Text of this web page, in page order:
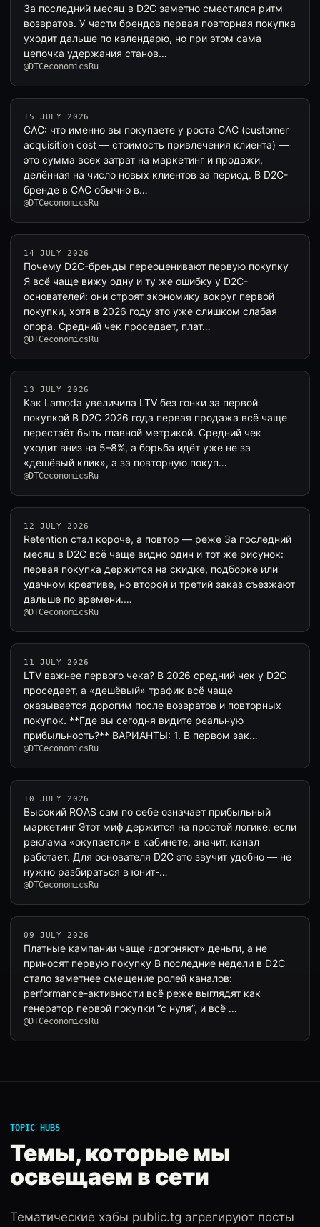
За последний месяц в D2C заметно сместился ритм
возвратов. У части брендов первая повторная покупка
уходит дальше по календарю, но при этом сама
цепочка удержания станов…
@DTCeconomicsRu
15 JULY 2026
CAC: что именно вы покупаете у роста CAC (customer
acquisition cost — стоимость привлечения клиента) —
это сумма всех затрат на маркетинг и продажи,
делённая на число новых клиентов за период. В D2C-
бренде в CAC обычно в…
@DTCeconomicsRu
14 JULY 2026
Почему D2C-бренды переоценивают первую покупку
Я всё чаще вижу одну и ту же ошибку у D2C-
основателей: они строят экономику вокруг первой
покупки, хотя в 2026 году это уже слишком слабая
опора. Средний чек проседает, плат…
@DTCeconomicsRu
13 JULY 2026
Как Lamoda увеличила LTV без гонки за первой
покупкой В D2C 2026 года первая продажа всё чаще
перестаёт быть главной метрикой. Средний чек
уходит вниз на 5–8%, а борьба идёт уже не за
«дешёвый клик», а за повторную покуп…
@DTCeconomicsRu
12 JULY 2026
Retention стал короче, а повтор — реже За последний
месяц в D2C всё чаще видно один и тот же рисунок:
первая покупка держится на скидке, подборке или
удачном креативе, но второй и третий заказ съезжают
дальше по времени.…
@DTCeconomicsRu
11 JULY 2026
LTV важнее первого чека? В 2026 средний чек у D2C
проседает, а «дешёвый» трафик всё чаще
оказывается дорогим после возвратов и повторных
покупок. **Где вы сегодня видите реальную
прибыльность?** ВАРИАНТЫ: 1. В первом зак…
@DTCeconomicsRu
10 JULY 2026
Высокий ROAS сам по себе означает прибыльный
маркетинг Этот миф держится на простой логике: если
реклама «окупается» в кабинете, значит, канал
работает. Для основателя D2C это звучит удобно — не
нужно разбираться в юнит-…
@DTCeconomicsRu
09 JULY 2026
Платные кампании чаще «догоняют» деньги, а не
приносят первую покупку В последние недели в D2C
стало заметнее смещение ролей каналов:
performance-активности всё реже выглядят как
генератор первой покупки “с нуля”, и всё …
@DTCeconomicsRu
TOPIC HUBS
Темы, которые мы
освещаем в сети
Тематические хабы public.tg агрегируют посты